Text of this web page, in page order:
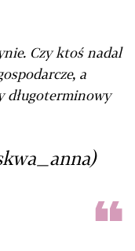
Czy ktoś nadal
a
długoterminowy